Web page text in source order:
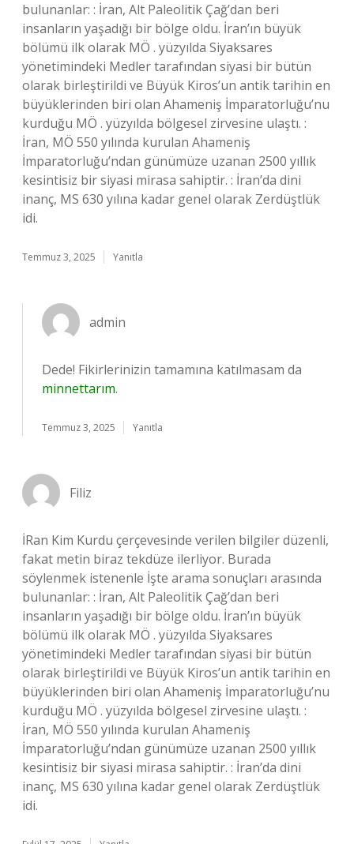
bulunanlar: : İran, Alt Paleolitik Çağ’dan beri
insanların yaşadığı bir bölge oldu. İran’ın büyük
bölümü ilk olarak MÖ . yüzyılda Siyaksares
yönetimindeki Medler tarafından siyasi bir bütün
olarak birleştirildi ve Büyük Kiros’un antik tarihin en
büyüklerinden biri olan Ahameniş İmparatorluğu’nu
kurduğu MÖ . yüzyılda bölgesel zirvesine ulaştı. :
İran, MÖ 550 yılında kurulan Ahameniş
İmparatorluğu’ndan günümüze uzanan 2500 yıllık
kesintisiz bir siyasi mirasa sahiptir. : İran’da dini
inanç, MS 630 yılına kadar genel olarak Zerdüştlük
idi.
Temmuz 3, 2025 Yanıtla
admin
Dede! Fikirlerinizin tamamına katılmasam da
minnettarım.
Temmuz 3, 2025 Yanıtla
Filiz
İRan Kim Kurdu çerçevesinde verilen bilgiler düzenli,
fakat metin biraz tekdüze ilerliyor. Burada
söylenmek istenenle İşte arama sonuçları arasında
bulunanlar: : İran, Alt Paleolitik Çağ’dan beri
insanların yaşadığı bir bölge oldu. İran’ın büyük
bölümü ilk olarak MÖ . yüzyılda Siyaksares
yönetimindeki Medler tarafından siyasi bir bütün
olarak birleştirildi ve Büyük Kiros’un antik tarihin en
büyüklerinden biri olan Ahameniş İmparatorluğu’nu
kurduğu MÖ . yüzyılda bölgesel zirvesine ulaştı. :
İran, MÖ 550 yılında kurulan Ahameniş
İmparatorluğu’ndan günümüze uzanan 2500 yıllık
kesintisiz bir siyasi mirasa sahiptir. : İran’da dini
inanç, MS 630 yılına kadar genel olarak Zerdüştlük
idi.